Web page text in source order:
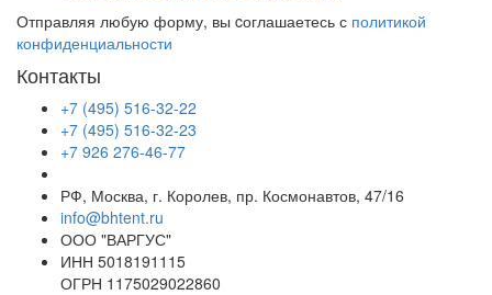
Отправляя любую форму, вы cоглашаетесь с политикой
конфиденциальности
Контакты
+7 (495) 516-32-22
+7 (495) 516-32-23
+7 926 276-46-77
РФ, Москва, г. Королев, пр. Космонавтов, 47/16
info@bhtent.ru
ООО "ВАРГУС"
ИНН 5018191115
ОГРН 1175029022860